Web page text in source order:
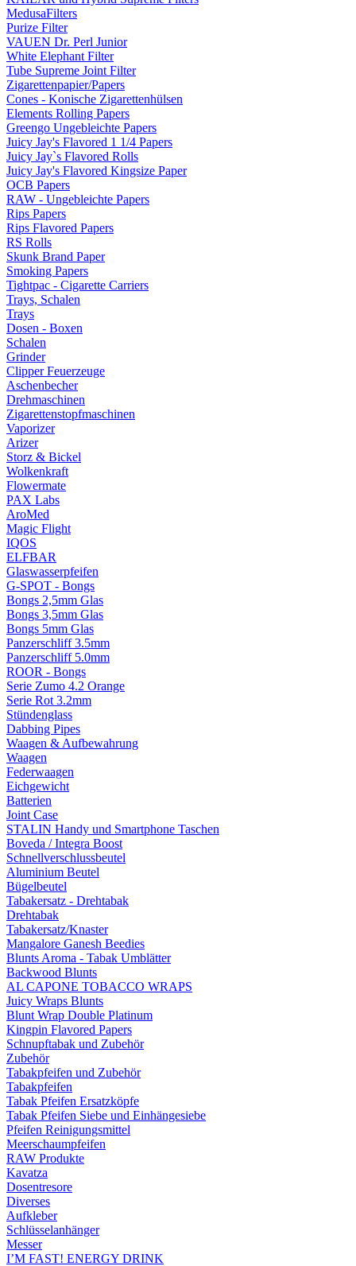
MedusaFilters
Purize Filter
VAUEN Dr. Perl Junior
White Elephant Filter
Tube Supreme Joint Filter
Zigarettenpapier/Papers
Cones - Konische Zigarettenhülsen
Elements Rolling Papers
Greengo Ungebleichte Papers
Juicy Jay's Flavored 1 1/4 Papers
Juicy Jay`s Flavored Rolls
Juicy Jay's Flavored Kingsize Paper
OCB Papers
RAW - Ungebleichte Papers
Rips Papers
Rips Flavored Papers
RS Rolls
Skunk Brand Paper
Smoking Papers
Tightpac - Cigarette Carriers
Trays, Schalen
Trays
Dosen - Boxen
Schalen
Grinder
Clipper Feuerzeuge
Aschenbecher
Drehmaschinen
Zigarettenstopfmaschinen
Vaporizer
Arizer
Storz & Bickel
Wolkenkraft
Flowermate
PAX Labs
AroMed
Magic Flight
IQOS
ELFBAR
Glaswasserpfeifen
G-SPOT - Bongs
Bongs 2,5mm Glas
Bongs 3,5mm Glas
Bongs 5mm Glas
Panzerschliff 3.5mm
Panzerschliff 5.0mm
ROOR - Bongs
Serie Zumo 4.2 Orange
Serie Rot 3.2mm
Stündenglass
Dabbing Pipes
Waagen & Aufbewahrung
Waagen
Federwaagen
Eichgewicht
Batterien
Joint Case
STALIN Handy und Smartphone Taschen
Boveda / Integra Boost
Schnellverschlussbeutel
Aluminium Beutel
Bügelbeutel
Tabakersatz - Drehtabak
Drehtabak
Tabakersatz/Knaster
Mangalore Ganesh Beedies
Blunts Aroma - Tabak Umblätter
Backwood Blunts
AL CAPONE TOBACCO WRAPS
Juicy Wraps Blunts
Blunt Wrap Double Platinum
Kingpin Flavored Papers
Schnupftabak und Zubehör
Zubehör
Tabakpfeifen und Zubehör
Tabakpfeifen
Tabak Pfeifen Ersatzköpfe
Tabak Pfeifen Siebe und Einhängesiebe
Pfeifen Reinigungsmittel
Meerschaumpfeifen
RAW Produkte
Kavatza
Dosentresore
Diverses
Aufkleber
Schlüsselanhänger
Messer
I’M FAST! ENERGY DRINK